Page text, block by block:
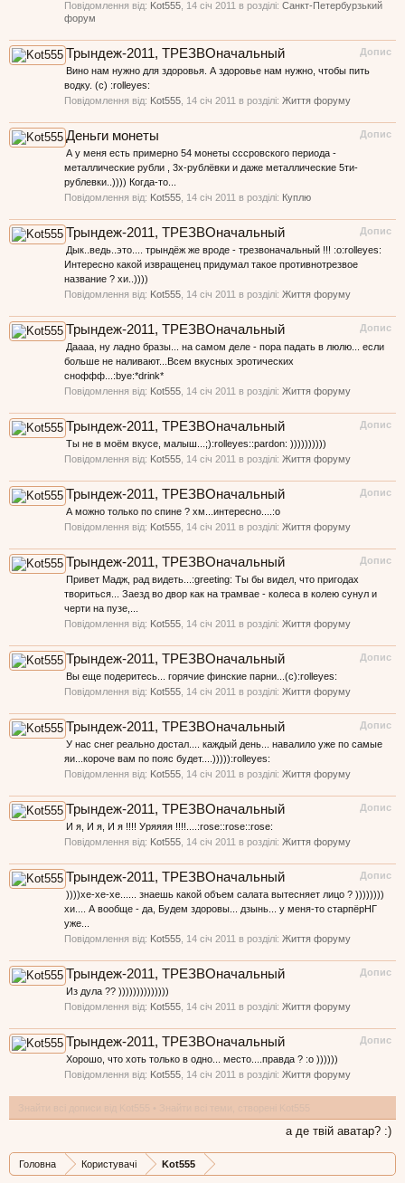
Повідомлення від: Kot555 14 січ 2011 в розділі: Санкт-Петербурзький
форум
Допис
Трындеж-2011, ТРЕЗВОначальный
Вино нам нужно для здоровья. А здоровье нам нужно, чтобы пить
водку. (с) :rolleyes:
Повідомлення від: Kot555 14 січ 2011 в розділі: Життя форуму
Допис
Деньги монеты
А у меня есть примерно 54 монеты сссровского периода -
металлические рубли , 3х-рублёвки и даже металлические 5ти-
рублевки..)))) Когда-то...
Повідомлення від: Kot555 14 січ 2011 в розділі: Куплю
Допис
Трындеж-2011, ТРЕЗВОначальный
Дык..ведь..это.... трындёж же вроде - трезвоначальный !!! :o:rolleyes:
Интересно какой извращенец придумал такое противнотрезвое
название ? хи..))))
Повідомлення від: Kot555 14 січ 2011 в розділі: Життя форуму
Допис
Трындеж-2011, ТРЕЗВОначальный
Даааа, ну ладно бразы... на самом деле - пора падать в люлю... если
больше не наливают...Всем вкусных эротических
сноффф...:bye:*drink*
Повідомлення від: Kot555 14 січ 2011 в розділі: Життя форуму
Допис
Трындеж-2011, ТРЕЗВОначальный
Ты не в моём вкусе, малыш...;):rolleyes::pardon: ))))))))))
Повідомлення від: Kot555 14 січ 2011 в розділі: Життя форуму
Допис
Трындеж-2011, ТРЕЗВОначальный
А можно только по спине ? хм...интересно....:o
Повідомлення від: Kot555 14 січ 2011 в розділі: Життя форуму
Допис
Трындеж-2011, ТРЕЗВОначальный
Привет Мадж, рад видеть...:greeting: Ты бы видел, что пригодах
твориться... Заезд во двор как на трамвае - колеса в колею сунул и
черти на пузе,...
Повідомлення від: Kot555 14 січ 2011 в розділі: Життя форуму
Допис
Трындеж-2011, ТРЕЗВОначальный
Вы еще подеритесь... горячие финские парни...(с):rolleyes:
Повідомлення від: Kot555 14 січ 2011 в розділі: Життя форуму
Допис
Трындеж-2011, ТРЕЗВОначальный
У нас снег реально достал.... каждый день... навалило уже по самые
яи...короче вам по пояс будет....))))):rolleyes:
Повідомлення від: Kot555 14 січ 2011 в розділі: Життя форуму
Допис
Трындеж-2011, ТРЕЗВОначальный
И я, И я, И я !!!! Уряяяя !!!!....:rose::rose::rose:
Повідомлення від: Kot555 14 січ 2011 в розділі: Життя форуму
Допис
Трындеж-2011, ТРЕЗВОначальный
))))хе-хе-хе...... знаешь какой объем салата вытесняет лицо ? ))))))))
хи.... А вообще - да, Будем здоровы... дзынь... у меня-то старпёрНГ
уже...
Повідомлення від: Kot555 14 січ 2011 в розділі: Життя форуму
Допис
Трындеж-2011, ТРЕЗВОначальный
Из дула ?? ))))))))))))))
Повідомлення від: Kot555 14 січ 2011 в розділі: Життя форуму
Допис
Трындеж-2011, ТРЕЗВОначальный
Хорошо, что хоть только в одно... место....правда ? :o ))))))
Повідомлення від: Kot555 14 січ 2011 в розділі: Життя форуму
а де твій аватар? :)
Головна Користувачі Kot555